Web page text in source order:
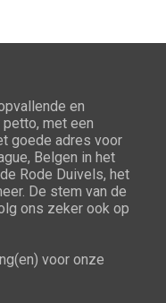
en
met een
goede adres voor
Belgen in het
Rode Duivels, het
De stem van de
ons zeker ook op
voor onze